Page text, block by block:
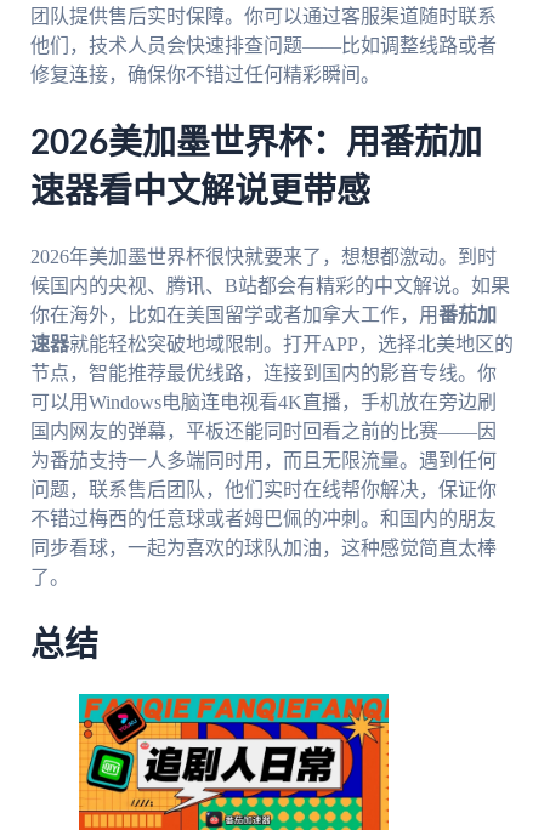
团队提供售后实时保障。你可以通过客服渠道随时联系
他们，技术人员会快速排查问题——比如调整线路或者
修复连接，确保你不错过任何精彩瞬间。
2026美加墨世界杯：用番茄加
速器看中文解说更带感
2026年美加墨世界杯很快就要来了，想想都激动。到时
候国内的央视、腾讯、B站都会有精彩的中文解说。如果
你在海外，比如在美国留学或者加拿大工作，用番茄加
速器就能轻松突破地域限制。打开APP，选择北美地区的
节点，智能推荐最优线路，连接到国内的影音专线。你
可以用Windows电脑连电视看4K直播，手机放在旁边刷
国内网友的弹幕，平板还能同时回看之前的比赛——因
为番茄支持一人多端同时用，而且无限流量。遇到任何
问题，联系售后团队，他们实时在线帮你解决，保证你
不错过梅西的任意球或者姆巴佩的冲刺。和国内的朋友
同步看球，一起为喜欢的球队加油，这种感觉简直太棒
了。
总结